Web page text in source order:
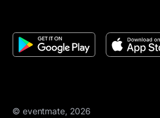
© eventmate, 2026